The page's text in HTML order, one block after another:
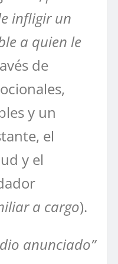
infligir un
a quien le
de
y un
el
y el
a cargo).
anunciado”